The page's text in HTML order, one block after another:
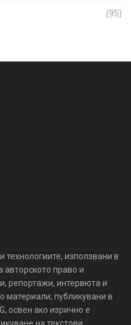
(95)
използвани в
авторското право и
репортажи, интервюта и
материали, публикувани в
освен ако изрично е
на текстови